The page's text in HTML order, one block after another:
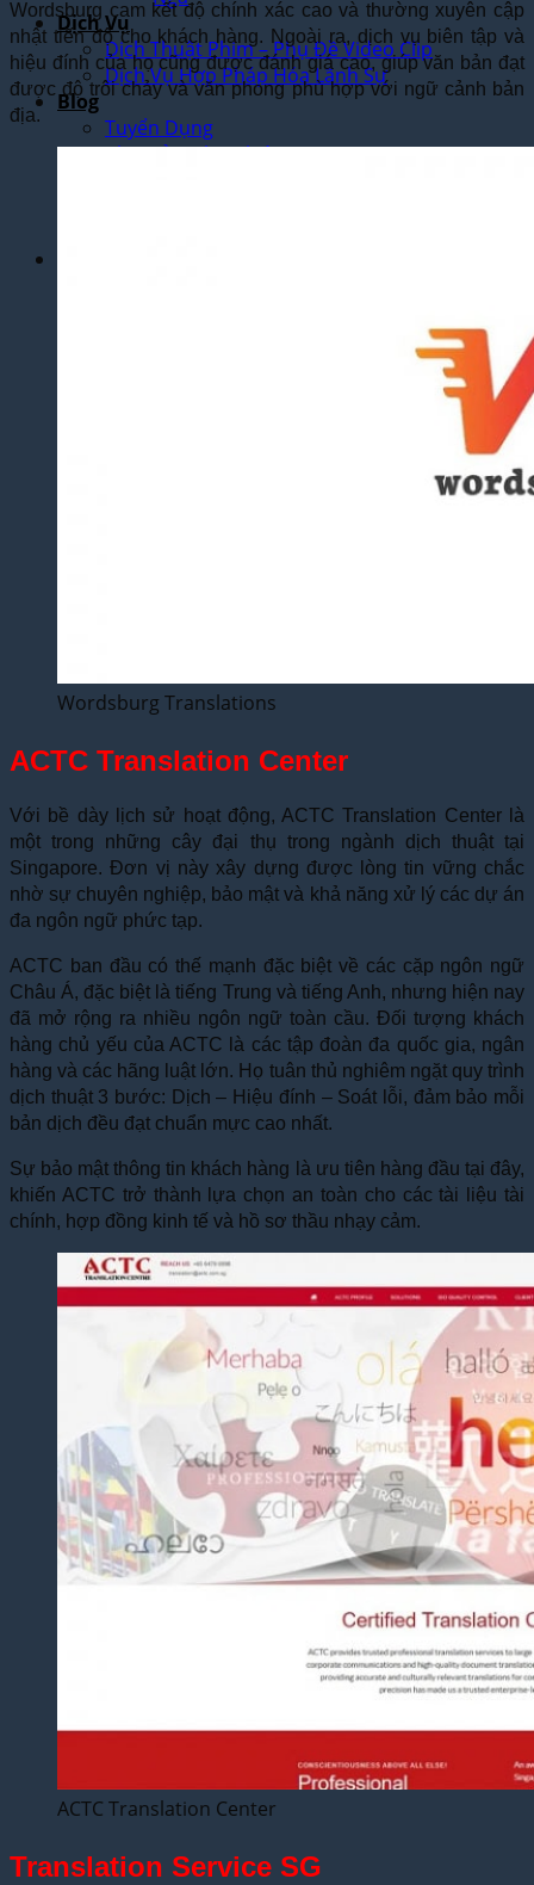
Dịch Vụ
Dịch Thuật Phim – Phụ Đề Video Clip
Dịch Vụ Hợp Pháp Hóa Lãnh Sự
Blog
Tuyển Dụng
Chia Sẻ Kinh Nghiệm
Wordsburg cam kết độ chính xác cao và thường xuyên cập
nhật tiến độ cho khách hàng. Ngoài ra, dịch vụ biên tập và
hiệu đính của họ cũng được đánh giá cao, giúp văn bản đạt
được độ trôi chảy và văn phong phù hợp với ngữ cảnh bản
địa.
Wordsburg Translations
ACTC Translation Center
Với bề dày lịch sử hoạt động, ACTC Translation Center là
một trong những cây đại thụ trong ngành dịch thuật tại
Singapore. Đơn vị này xây dựng được lòng tin vững chắc
nhờ sự chuyên nghiệp, bảo mật và khả năng xử lý các dự án
đa ngôn ngữ phức tạp.
ACTC ban đầu có thế mạnh đặc biệt về các cặp ngôn ngữ
Châu Á, đặc biệt là tiếng Trung và tiếng Anh, nhưng hiện nay
đã mở rộng ra nhiều ngôn ngữ toàn cầu. Đối tượng khách
hàng chủ yếu của ACTC là các tập đoàn đa quốc gia, ngân
hàng và các hãng luật lớn. Họ tuân thủ nghiêm ngặt quy trình
dịch thuật 3 bước: Dịch – Hiệu đính – Soát lỗi, đảm bảo mỗi
bản dịch đều đạt chuẩn mực cao nhất.
Sự bảo mật thông tin khách hàng là ưu tiên hàng đầu tại đây,
khiến ACTC trở thành lựa chọn an toàn cho các tài liệu tài
chính, hợp đồng kinh tế và hồ sơ thầu nhạy cảm.
ACTC Translation Center
Translation Service SG